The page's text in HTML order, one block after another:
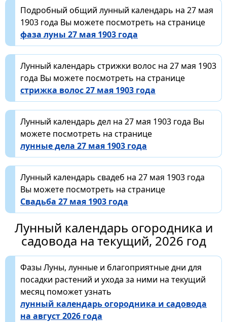
Подробный общий лунный календарь на 27 мая
1903 года Вы можете посмотреть на странице
фаза луны 27 мая 1903 года
Лунный календарь стрижки волос на 27 мая 1903
года Вы можете посмотреть на странице
стрижка волос 27 мая 1903 года
Лунный календарь дел на 27 мая 1903 года Вы
можете посмотреть на странице
лунные дела 27 мая 1903 года
Лунный календарь свадеб на 27 мая 1903 года
Вы можете посмотреть на странице
Свадьба 27 мая 1903 года
Лунный календарь огородника и
садовода на текущий, 2026 год
Фазы Луны, лунные и благоприятные дни для
посадки растений и ухода за ними на текущий
месяц поможет узнать
лунный календарь огородника и садовода
на август 2026 года